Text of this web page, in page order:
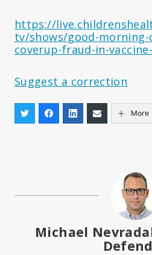
https://
tv/shows/good-morning-
coverup-fraud-in-
Suggest a correction
More
Michael